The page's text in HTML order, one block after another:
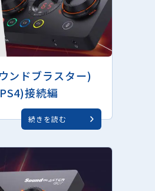
ドブラスター)
接続編
続きを読む